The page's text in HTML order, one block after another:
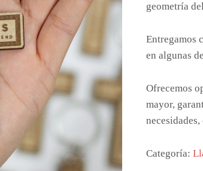
geometría
Entregamos
en algunas
Ofrecemos
mayor,
Categoría: